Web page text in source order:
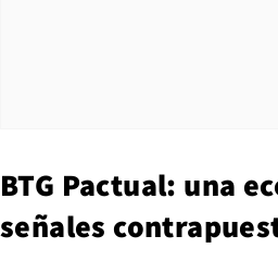
BTG Pactual: una
señales